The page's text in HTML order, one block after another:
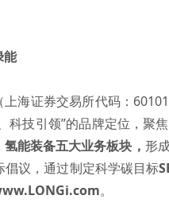
能
上海证券交易所代码：
科技引领”的品牌定位，聚
氢能装备五大业务板块， 形
倡议，通过制定科学碳目标
。